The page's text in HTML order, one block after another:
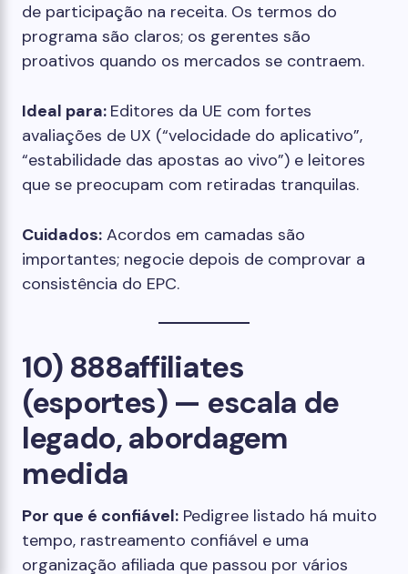
de participação na receita. Os termos do
programa são claros; os gerentes são
proativos quando os mercados se contraem.
Ideal para: Editores da UE com fortes
avaliações de UX (“velocidade do aplicativo”,
“estabilidade das apostas ao vivo”) e leitores
que se preocupam com retiradas tranquilas.
Cuidados: Acordos em camadas são
importantes; negocie depois de comprovar a
consistência do EPC.
10) 888affiliates
(esportes) — escala de
legado, abordagem
medida
Por que é confiável: Pedigree listado há muito
tempo, rastreamento confiável e uma
organização afiliada que passou por vários